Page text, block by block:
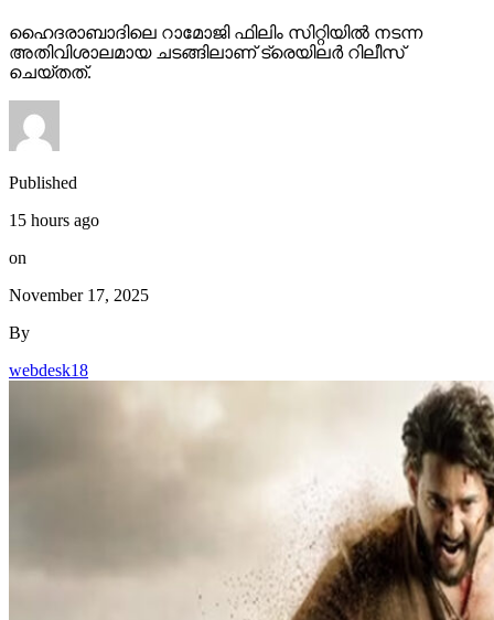
ഹൈദരാബാദിലെ റാമോജി ഫിലിം സിറ്റിയില്‍ നടന്ന
അതിവിശാലമായ ചടങ്ങിലാണ് ട്രെയിലര്‍ റിലീസ്
ചെയ്തത്.
Published
15 hours ago
on
November 17, 2025
By
webdesk18